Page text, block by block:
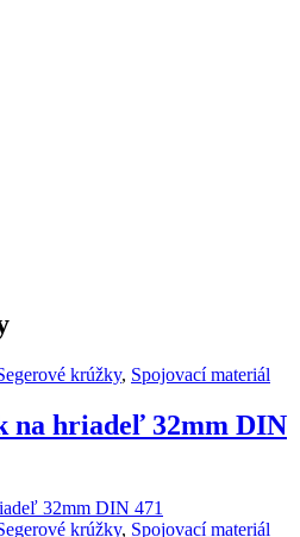
krúžky, Spojovací materiál
na hriadeľ 32mm DIN
krúžky, Spojovací materiál